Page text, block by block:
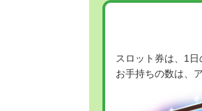
スロット券は、1
お手持ちの数は、